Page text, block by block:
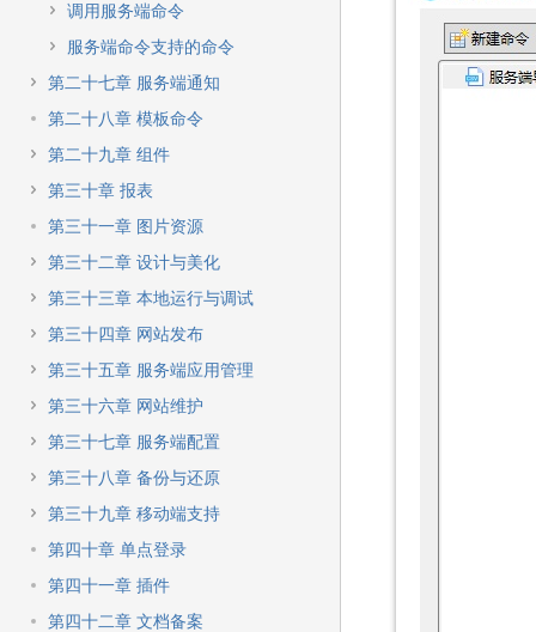
调用服务端命令
服务端命令支持的命令
第二十七章 服务端通知
第二十八章 模板命令
第二十九章 组件
第三十章 报表
第三十一章 图片资源
第三十二章 设计与美化
第三十三章 本地运行与调试
第三十四章 网站发布
第三十五章 服务端应用管理
第三十六章 网站维护
第三十七章 服务端配置
第三十八章 备份与还原
第三十九章 移动端支持
第四十章 单点登录
第四十一章 插件
第四十二章 文档备案